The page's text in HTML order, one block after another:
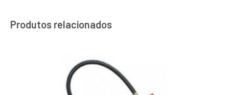
Produtos relacionados